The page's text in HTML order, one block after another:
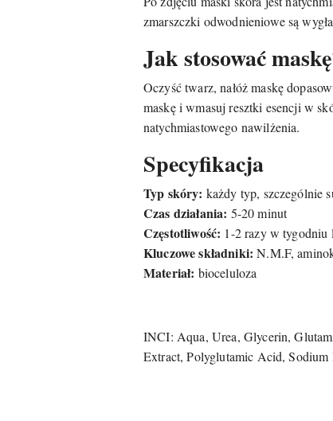
zmarszczki odwodnieniowe są
Jak stosować
Oczyść twarz, nałóż maskę
maskę i wmasuj resztki esencji w
natychmiastowego nawilżenia.
Specyfikacja
Typ skóry: każdy typ, szczególnie
Czas działania: 5-20 minut
Częstotliwość: 1-2 razy w tygodniu
Kluczowe składniki: N.M.F,
Materiał: bioceluloza
INCI: Aqua, Urea, Glycerin,
Extract, Polyglutamic Acid,